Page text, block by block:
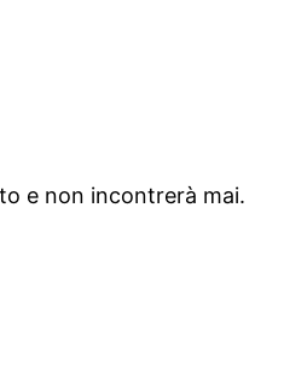
e non incontrerà mai.